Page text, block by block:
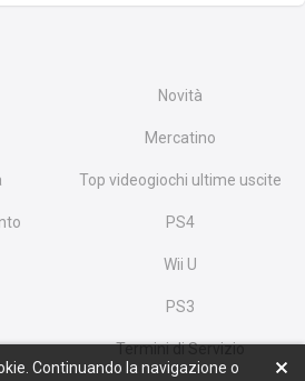
Novità
Mercatino
Top videogiochi ultime uscite
PS4
Wii U
PS3
Termini di Servizio
Continuando la navigazione o